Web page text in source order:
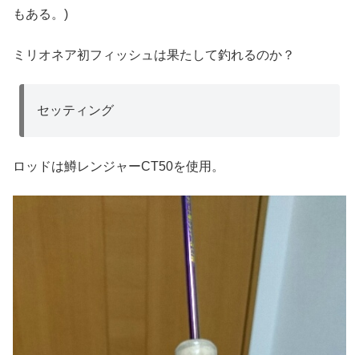
もある。)
ミリオネア初フィッシュは果たして釣れるのか？
セッティング
ロッドは鱒レンジャーCT50を使用。